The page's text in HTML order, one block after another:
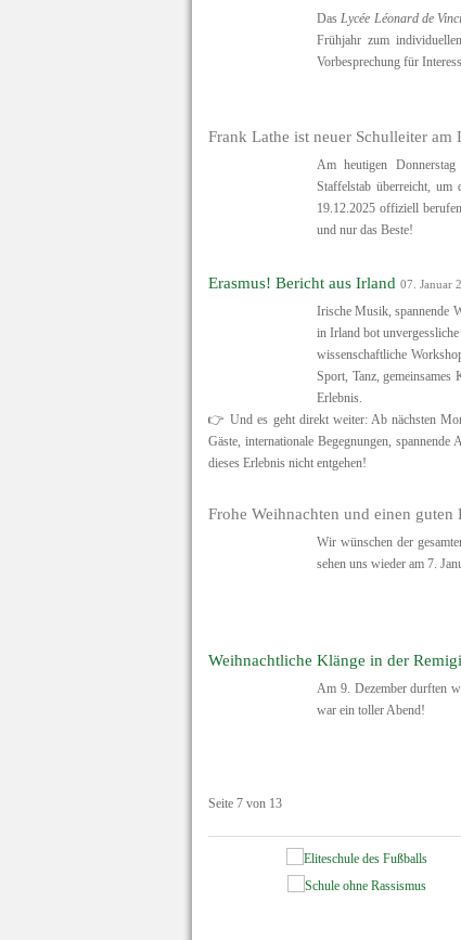
Das Lycée Léonard de Vinci
Frühjahr zum
Vorbesprechung für
Frank Lathe ist neuer Schulleiter am
Am heutigen
Staffelstab überreicht, um
19.12.2025 offiziell
und nur das Beste!
Erasmus! Bericht aus Irland 07. Januar
Irische Musik, spannende
in Irland bot
wissenschaftliche
Sport, Tanz, gemeinsames
Erlebnis.
👉 Und es geht direkt weiter: Ab nächsten
Gäste, internationale Begegnungen,
dieses Erlebnis nicht entgehen!
Frohe Weihnachten und einen guten
Wir wünschen der
sehen uns wieder am 7.
Weihnachtliche Klänge in der
Am 9. Dezember durften
war ein toller Abend!
Seite 7 von 13